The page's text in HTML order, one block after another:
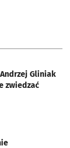
Gliniak
zwiedzać